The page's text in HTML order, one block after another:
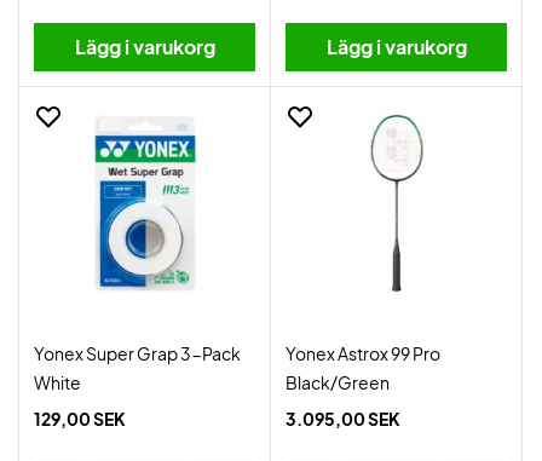
Lägg i varukorg Lägg i varukorg
Yonex Super Grap 3-Pack
White
129,00 SEK
Yonex Astrox 99 Pro
Black/Green
3.095,00 SEK